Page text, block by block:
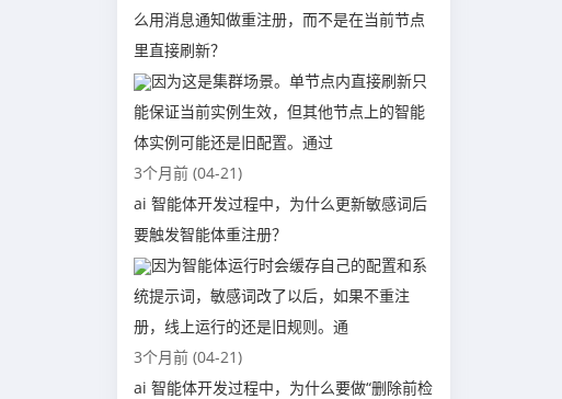
么用消息通知做重注册，而不是在当前节点
里直接刷新？
因为这是集群场景。单节点内直接刷新只
能保证当前实例生效，但其他节点上的智能
体实例可能还是旧配置。通过
3个月前 (04-21)
ai 智能体开发过程中，为什么更新敏感词后
要触发智能体重注册？
因为智能体运行时会缓存自己的配置和系
统提示词，敏感词改了以后，如果不重注
册，线上运行的还是旧规则。通
3个月前 (04-21)
ai 智能体开发过程中，为什么要做“删除前检